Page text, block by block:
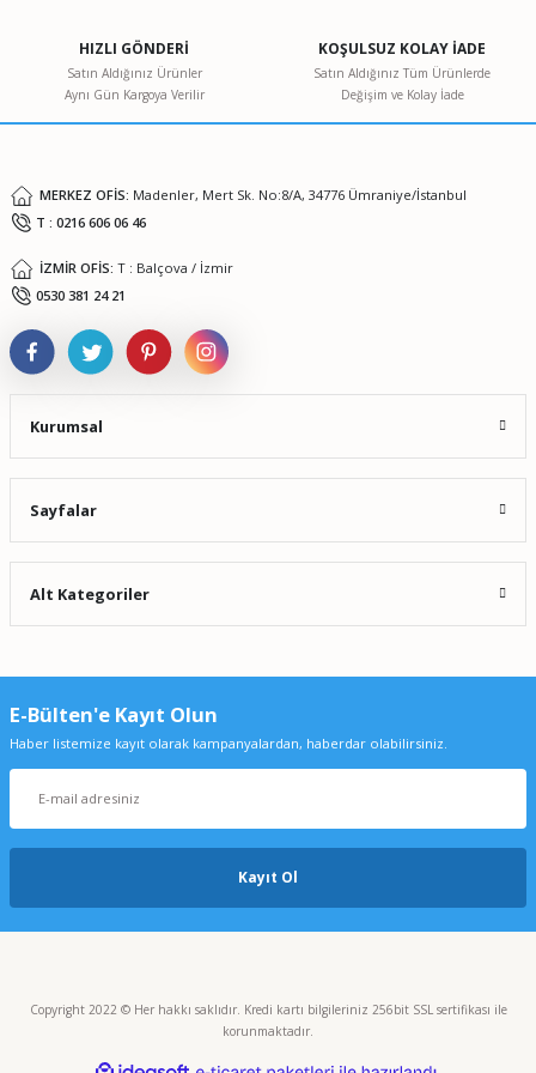
Ürün bilgilerinde hatalar bulunuyor.
Ürün fiyatı diğer sitelerden daha pahalı.
HIZLI GÖNDERİ
Satın Aldığınız Ürünler
Aynı Gün Kargoya Verilir
KOŞULSUZ KOLAY İADE
Satın Aldığınız Tüm Ürünlerde
Değişim ve Kolay İade
MERKEZ OFİS: Madenler, Mert Sk. No:8/A, 34776 Ümraniye/İstanbul
T : 0216 606 06 46
İZMİR OFİS: T : Balçova / İzmir
0530 381 24 21
Kurumsal
Sayfalar
Alt Kategoriler
E-Bülten'e Kayıt Olun
Haber listemize kayıt olarak kampanyalardan, haberdar olabilirsiniz.
Kayıt Ol
Copyright 2022 © Her hakkı saklıdır. Kredi kartı bilgileriniz 256bit SSL sertifikası ile
korunmaktadır.